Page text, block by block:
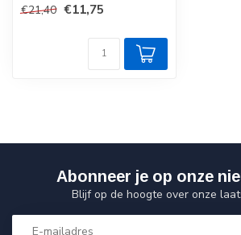
€21,40 €11,75
Abonneer je op onze
Blijf op de hoogte over onze